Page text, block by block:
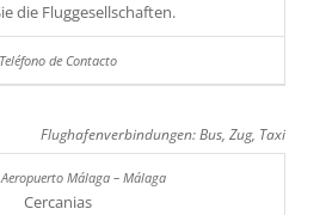
die Fluggesellschaften.
Flughafenverbindungen: Bus, Zug, Taxi
Cercanias